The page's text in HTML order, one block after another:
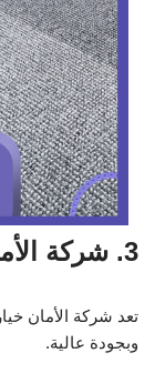
3. شركة الأمان
تعد شركة الأمان
وبجودة عالية.